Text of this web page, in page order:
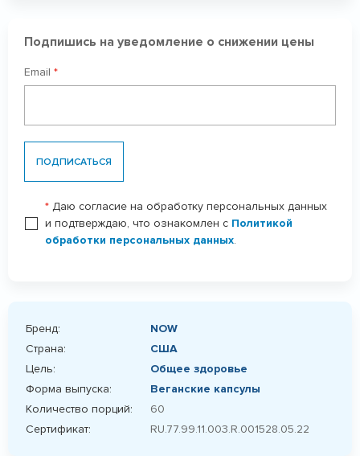
Подпишись на уведомление о снижении цены
Email *
ПОДПИСАТЬСЯ
* Даю согласие на обработку персональных данных
и подтверждаю, что ознакомлен с Политикой
обработки персональных данных.
Бренд:
NOW
Страна:
США
Цель:
Общее здоровье
Форма выпуска:
Веганские капсулы
Количество порций:
60
Сертификат:
RU.77.99.11.003.R.001528.05.22